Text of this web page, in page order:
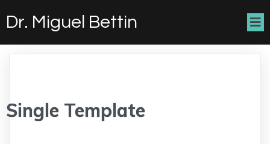
Dr. Miguel Bettin
Single Template